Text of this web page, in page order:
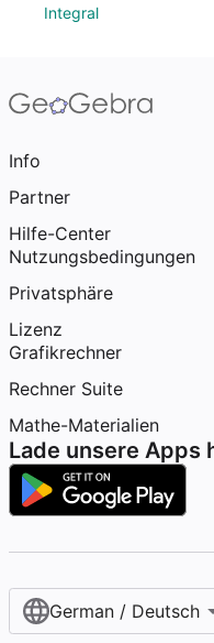
Integral
Info
Partner
Hilfe-Center
Nutzungsbedingungen
Privatsphäre
Lizenz
Grafikrechner
Rechner Suite
Mathe-Materialien
Lade unsere Apps
German / Deutsch